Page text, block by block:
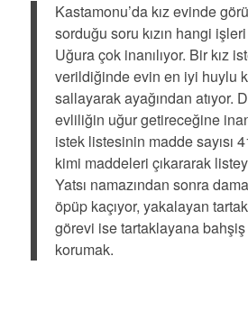
Kastamonu’da kız evinde
sorduğu soru kızın hangi
Uğura çok inanılıyor. Bir kız
verildiğinde evin en iyi huylu
sallayarak ayağından atıyor.
evliliğin uğur getireceğine
istek listesinin madde sayısı
kimi maddeleri çıkararak
Yatsı namazından sonra
öpüp kaçıyor, yakalayan
görevi ise tartaklayana bahşiş
korumak.